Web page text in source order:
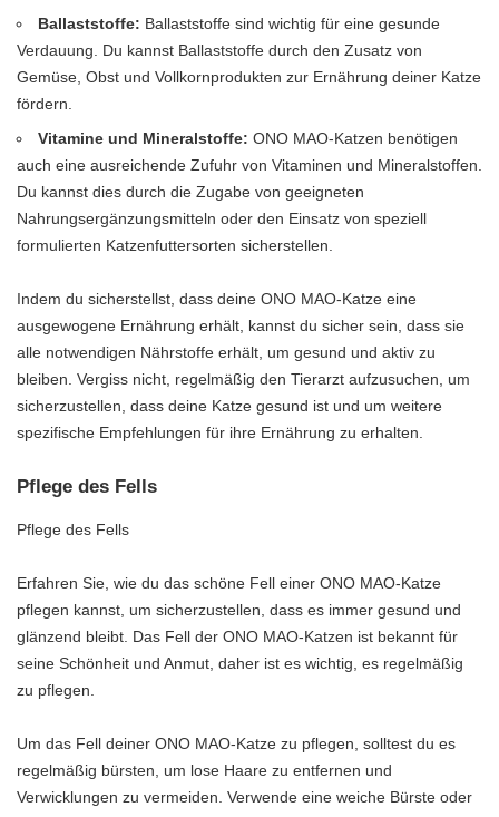
Ballaststoffe: Ballaststoffe sind wichtig für eine gesunde
Verdauung. Du kannst Ballaststoffe durch den Zusatz von
Gemüse, Obst und Vollkornprodukten zur Ernährung deiner Katze
fördern.
Vitamine und Mineralstoffe: ONO MAO-Katzen benötigen
auch eine ausreichende Zufuhr von Vitaminen und Mineralstoffen.
Du kannst dies durch die Zugabe von geeigneten
Nahrungsergänzungsmitteln oder den Einsatz von speziell
formulierten Katzenfuttersorten sicherstellen.
Indem du sicherstellst, dass deine ONO MAO-Katze eine
ausgewogene Ernährung erhält, kannst du sicher sein, dass sie
alle notwendigen Nährstoffe erhält, um gesund und aktiv zu
bleiben. Vergiss nicht, regelmäßig den Tierarzt aufzusuchen, um
sicherzustellen, dass deine Katze gesund ist und um weitere
spezifische Empfehlungen für ihre Ernährung zu erhalten.
Pflege des Fells
Pflege des Fells
Erfahren Sie, wie du das schöne Fell einer ONO MAO-Katze
pflegen kannst, um sicherzustellen, dass es immer gesund und
glänzend bleibt. Das Fell der ONO MAO-Katzen ist bekannt für
seine Schönheit und Anmut, daher ist es wichtig, es regelmäßig
zu pflegen.
Um das Fell deiner ONO MAO-Katze zu pflegen, solltest du es
regelmäßig bürsten, um lose Haare zu entfernen und
Verwicklungen zu vermeiden. Verwende eine weiche Bürste oder